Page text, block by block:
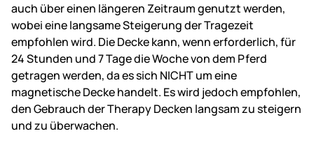
auch über einen längeren Zeitraum genutzt werden,
wobei eine langsame Steigerung der Tragezeit
empfohlen wird. Die Decke kann, wenn erforderlich, für
24 Stunden und 7 Tage die Woche von dem Pferd
getragen werden, da es sich NICHT um eine
magnetische Decke handelt. Es wird jedoch empfohlen,
den Gebrauch der Therapy Decken langsam zu steigern
und zu überwachen.